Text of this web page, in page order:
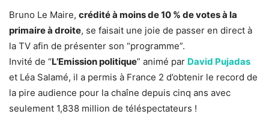
Bruno Le Maire, crédité à moins de 10 % de votes à la
primaire à droite, se faisait une joie de passer en direct à
la TV afin de présenter son “programme”.
Invité de “L’Emission politique” animé par David Pujadas
et Léa Salamé, il a permis à France 2 d’obtenir le record de
la pire audience pour la chaîne depuis cinq ans avec
seulement 1,838 million de téléspectateurs !